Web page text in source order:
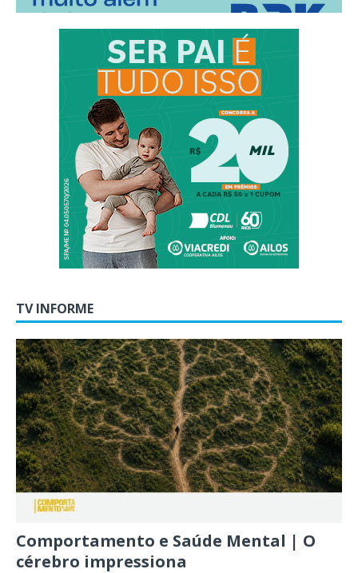
TV INFORME
Comportamento e Saúde Mental | O
cérebro impressiona